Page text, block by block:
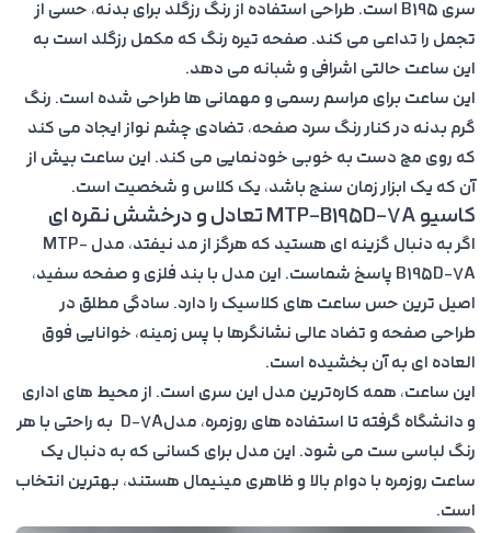
سری B195 است. طراحی استفاده از رنگ رزگلد برای بدنه، حسی از
تجمل را تداعی می کند. صفحه تیره رنگ که مکمل رزگلد است به
این ساعت حالتی اشرافی و شبانه می دهد.
این ساعت برای مراسم رسمی و مهمانی ها طراحی شده است. رنگ
گرم بدنه در کنار رنگ سرد صفحه، تضادی چشم نواز ایجاد می کند
که روی مچ دست به خوبی خودنمایی می کند. این ساعت بیش از
آن که یک ابزار زمان سنج باشد، یک کلاس و شخصیت است.
کاسیو MTP-B195D-7A تعادل و درخشش نقره ای
اگر به دنبال گزینه ای هستید که هرگز از مد نیفتد، مدلMTP-
B195D-7Aپاسخ شماست. این مدل با بند فلزی و صفحه سفید،
اصیل ترین حس ساعت های کلاسیک را دارد. سادگی مطلق در
طراحی صفحه و تضاد عالی نشانگرها با پس زمینه، خوانایی فوق
العاده ای به آن بخشیده است.
این ساعت، همه کاره‌ترین مدل این سری است. از محیط های اداری
و دانشگاه گرفته تا استفاده های روزمره، مدلD-7A به راحتی با هر
رنگ لباسی ست می شود. این مدل برای کسانی که به دنبال یک
ساعت روزمره با دوام بالا و ظاهری مینیمال هستند، بهترین انتخاب
است.